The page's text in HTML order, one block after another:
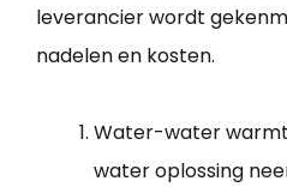
leverancier wordt
nadelen en kosten.
Water-water
water oplossing